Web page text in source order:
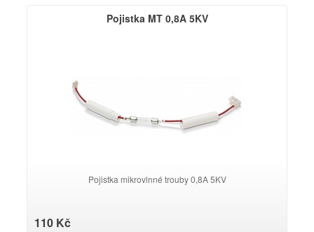
Pojistka MT 0,8A 5KV
Pojistka mikrovlnné trouby 0,8A 5KV
110 Kč